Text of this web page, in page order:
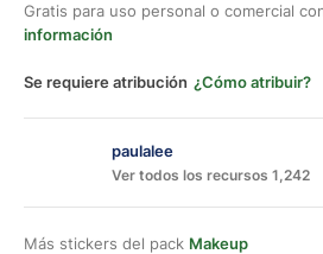
Gratis para uso personal o comercial
información
Se requiere atribución ¿Cómo atribuir?
paulalee
Ver todos los recursos 1,242
Más stickers del pack Makeup